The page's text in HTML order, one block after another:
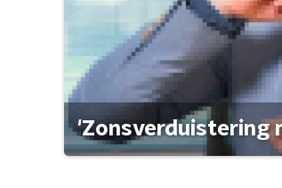
'Zonsverduistering